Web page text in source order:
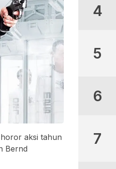
aksi tahun
Bernd
4
5
6
7